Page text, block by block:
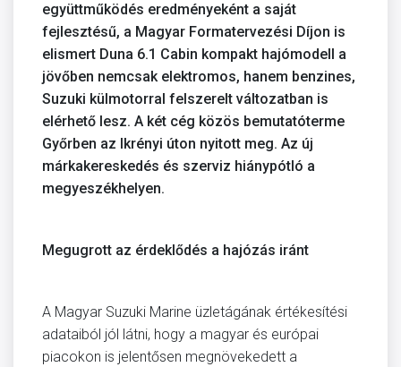
együttműködés eredményeként a saját
fejlesztésű, a Magyar Formatervezési Díjon is
elismert Duna 6.1 Cabin kompakt hajómodell a
jövőben nemcsak elektromos, hanem benzines,
Suzuki külmotorral felszerelt változatban is
elérhető lesz. A két cég közös bemutatóterme
Győrben az Ikrényi úton nyitott meg. Az új
márkakereskedés és szerviz hiánypótló a
megyeszékhelyen.
Megugrott az érdeklődés a hajózás iránt
A Magyar Suzuki Marine üzletágának értékesítési
adataiból jól látni, hogy a magyar és európai
piacokon is jelentősen megnövekedett a